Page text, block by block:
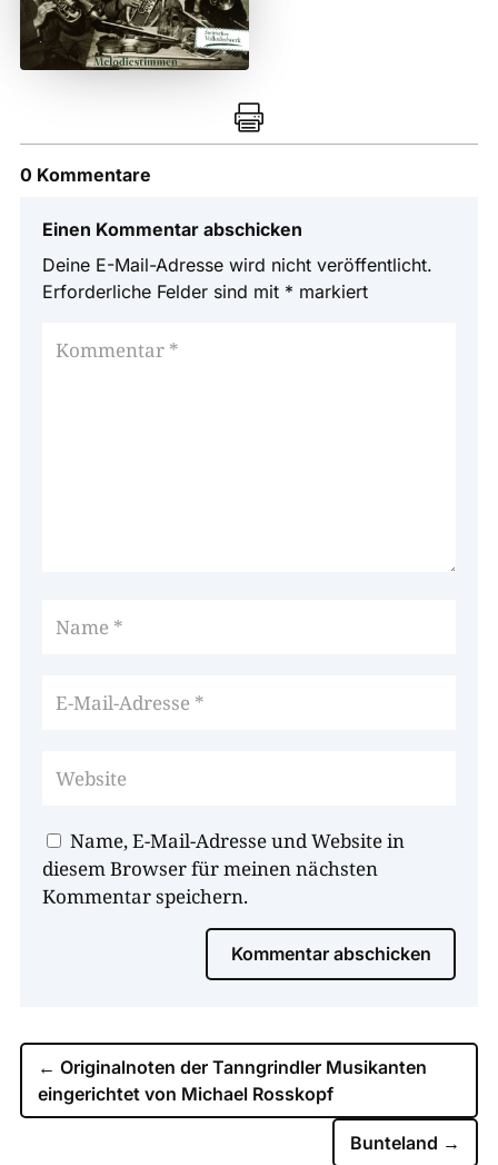

0 Kommentare
Einen Kommentar abschicken
Deine E-Mail-Adresse wird nicht veröffentlicht.
Erforderliche Felder sind mit * markiert
Name, E-Mail-Adresse und Website in
diesem Browser für meinen nächsten
Kommentar speichern.
Kommentar abschicken
← Originalnoten der Tanngrindler Musikanten
eingerichtet von Michael Rosskopf
Bunteland →